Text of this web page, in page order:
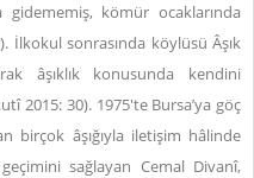
kömür ocaklarında
İlkokul sonrasında köylüsü Âşık
âşıklık konusunda kendini
2015: 30). 1975'te Bursa’ya göç
birçok âşığıyla iletişim hâlinde
sağlayan Cemal Divanî,